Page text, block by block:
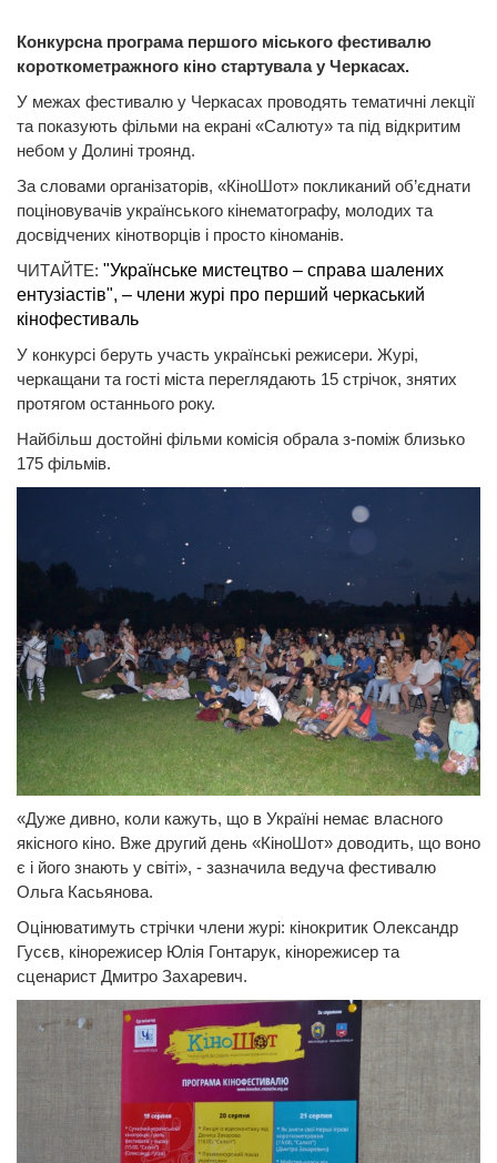
Конкурсна програма першого міського фестивалю
короткометражного кіно стартувала у Черкасах.
У межах фестивалю у Черкасах проводять тематичні лекції
та показують фільми на екрані «Салюту» та під відкритим
небом у Долині троянд.
За словами організаторів, «КіноШот» покликаний об’єднати
поціновувачів українського кінематографу, молодих та
досвідчених кінотворців і просто кіноманів.
ЧИТАЙТЕ: "Українське мистецтво – справа шалених
ентузіастів", – члени журі про перший черкаський
кінофестиваль
У конкурсі беруть участь українські режисери. Журі,
черкащани та гості міста переглядають 15 стрічок, знятих
протягом останнього року.
Найбільш достойні фільми комісія обрала з-поміж близько
175 фільмів.
«Дуже дивно, коли кажуть, що в Україні немає власного
якісного кіно. Вже другий день «КіноШот» доводить, що воно
є і його знають у світі», - зазначила ведуча фестивалю
Ольга Касьянова.
Оцінюватимуть стрічки члени журі: кінокритик Олександр
Гусєв, кінорежисер Юлія Гонтарук, кінорежисер та
сценарист Дмитро Захаревич.